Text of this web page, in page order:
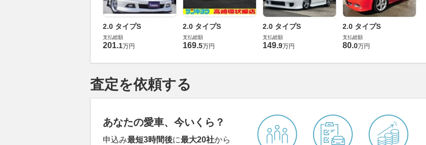
2.0 タイプS
支払総額
201.1万円
2.0 タイプS
支払総額
169.5万円
2.0 タイプS
支払総額
149.9万円
2.0 タイプS
支払総額
80.0万円
査定を依頼する
あなたの愛車、今いくら？
申込み最短3時間後に最大20社から